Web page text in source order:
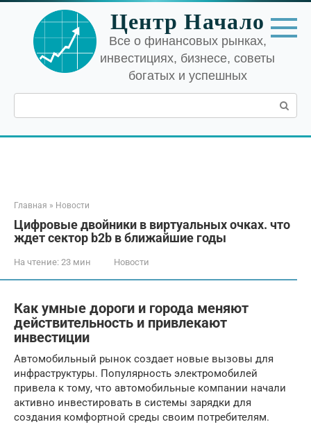
Перейти
контенту
Центр Начало
Все о финансовых рынках,
инвестициях, бизнесе, советы
богатых и успешных
Поиск:
Главная » Новости
Цифровые двойники в виртуальных очках. что
ждет сектор b2b в ближайшие годы
На чтение: 23 мин Новости
Как умные дороги и города меняют
действительность и привлекают
инвестиции
Автомобильный рынок создает новые вызовы для
инфраструктуры. Популярность электромобилей
привела к тому, что автомобильные компании начали
активно инвестировать в системы зарядки для
создания комфортной среды своим потребителям.